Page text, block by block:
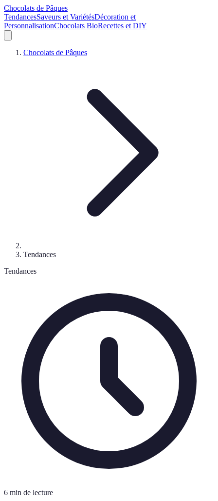
Chocolats de Pâques
TendancesSaveurs et VariétésDécoration et
PersonnalisationChocolats BioRecettes et DIY
Chocolats de Pâques
Tendances
Tendances
6 min de lecture